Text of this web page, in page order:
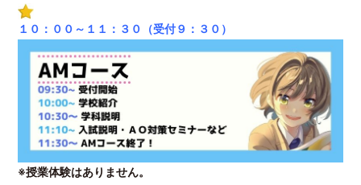
１０：００～１１：３０（受付９：３０）
※授業体験はありません。